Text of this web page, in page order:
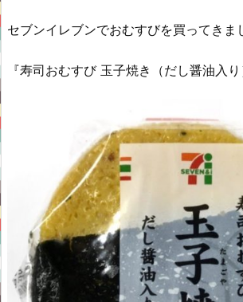
セブンイレブンでおむすびを買ってきま
『寿司おむすび 玉子焼き（だし醤油入り